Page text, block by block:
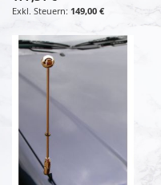
149,00 €